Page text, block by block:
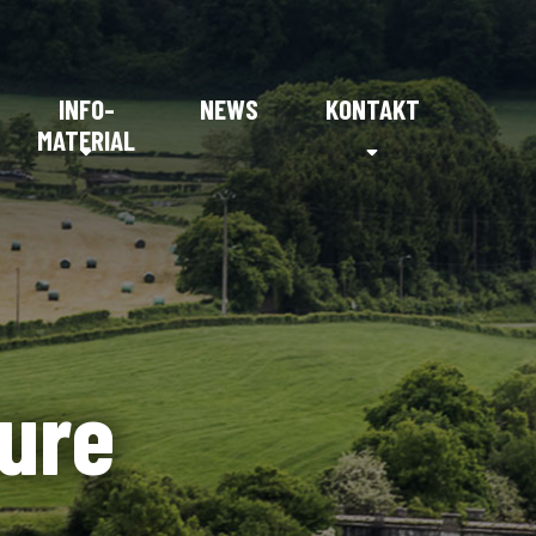
INFO-
MATERIAL
NEWS KONTAKT